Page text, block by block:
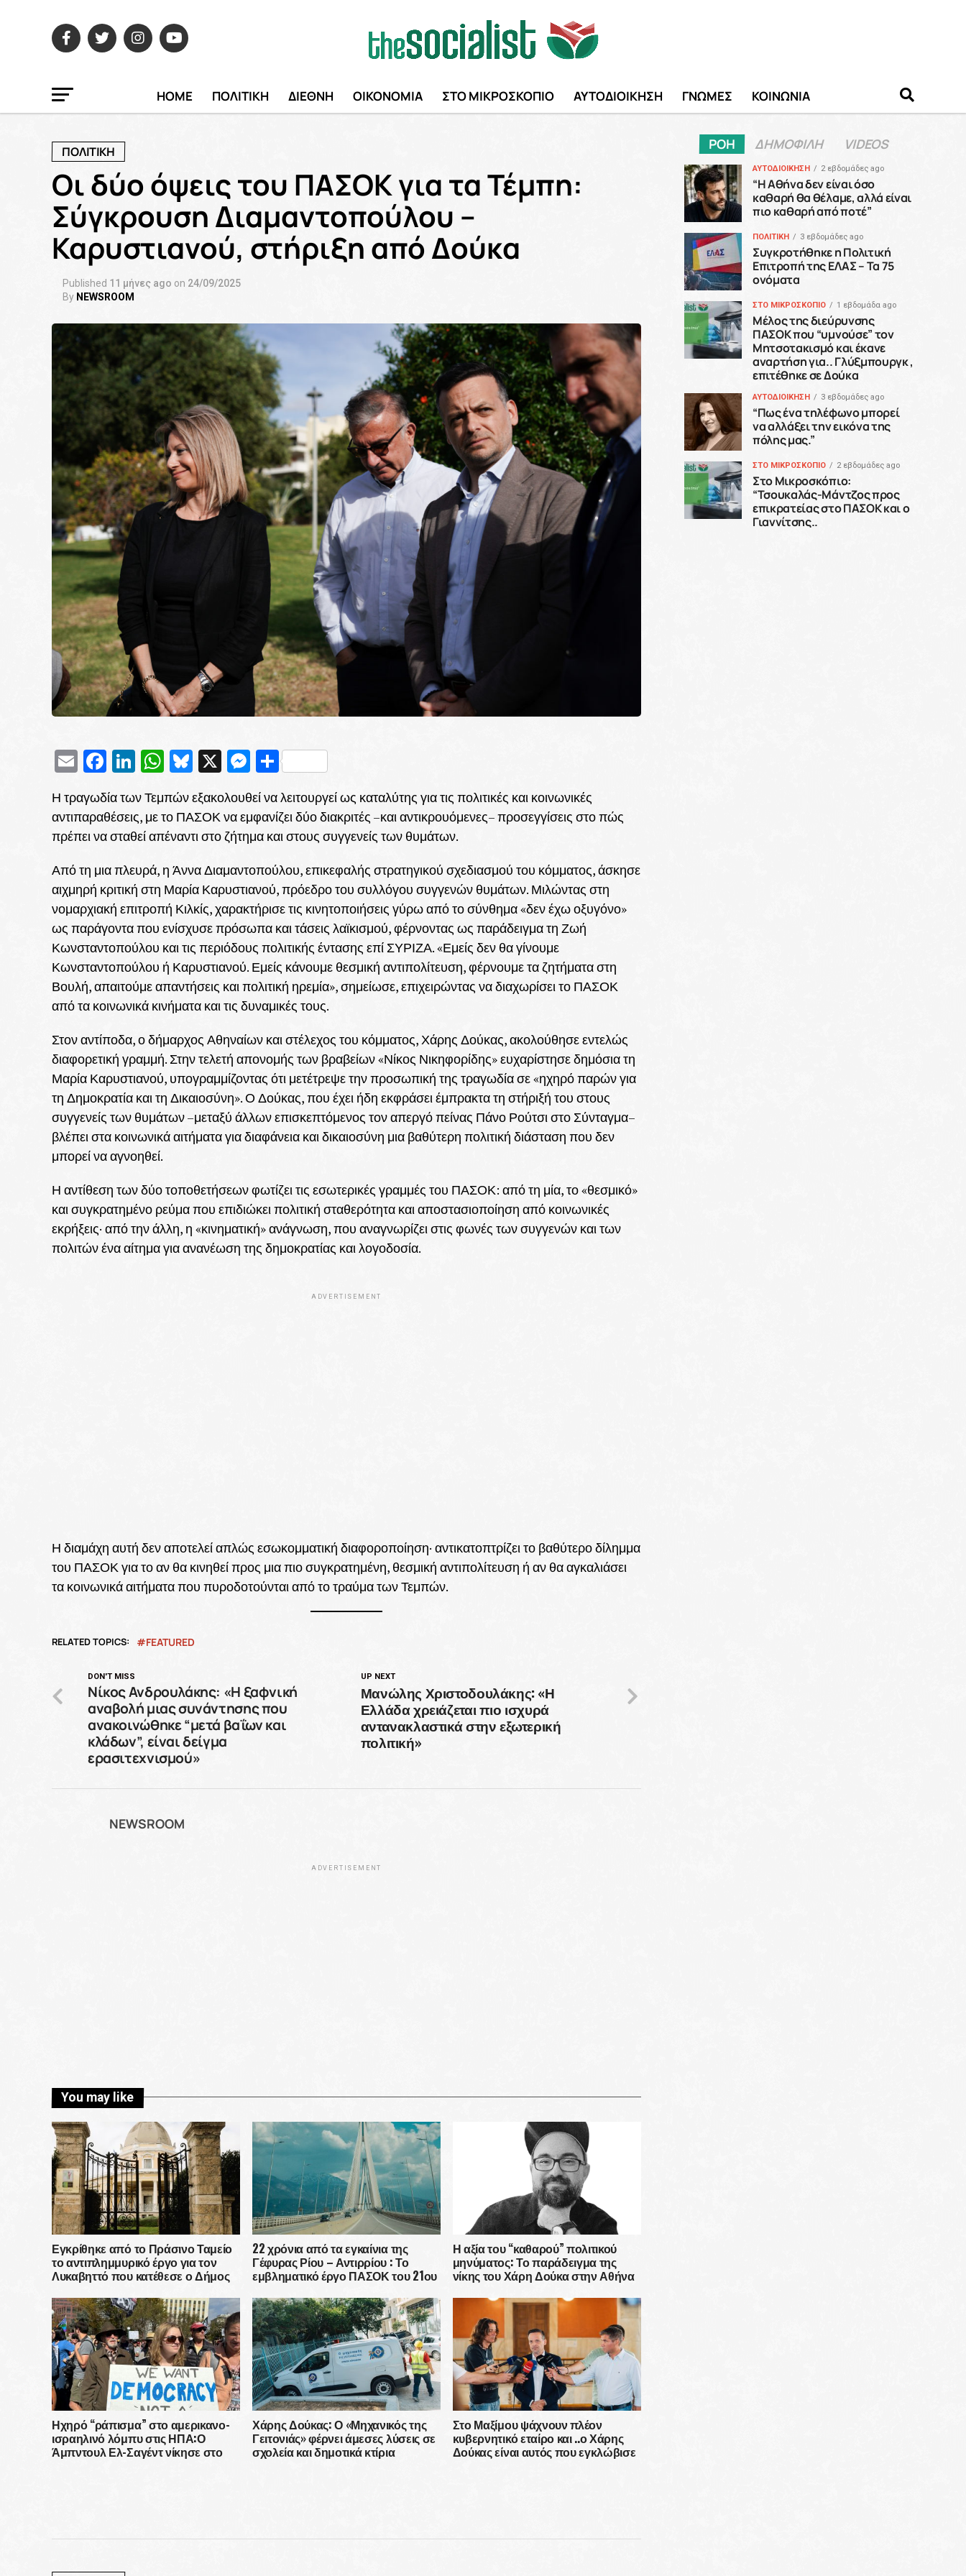
HOME ΠΟΛΙΤΙΚΗ ΔΙΕΘΝΗ ΟΙΚΟΝΟΜΙΑ ΣΤΟ ΜΙΚΡΟΣΚΟΠΙΟ ΑΥΤΟΔΙΟΙΚΗΣΗ ΓΝΩΜΕΣ ΚΟΙΝΩΝΙΑ
ΠΟΛΙΤΙΚΗ
Οι δύο όψεις του ΠΑΣΟΚ για τα Τέμπη:
Σύγκρουση Διαμαντοπούλου –
Καρυστιανού, στήριξη από Δούκα
Published 11 μήνες ago on 24/09/2025
By NEWSROOM
EmailFacebook
LinkedIn
WhatsApp
Bluesky
X Messenger
Μοιραστείτε
Η τραγωδία των Τεμπών εξακολουθεί να λειτουργεί ως καταλύτης για τις πολιτικές και κοινωνικές
αντιπαραθέσεις, με το ΠΑΣΟΚ να εμφανίζει δύο διακριτές –και αντικρουόμενες– προσεγγίσεις στο πώς
πρέπει να σταθεί απέναντι στο ζήτημα και στους συγγενείς των θυμάτων.
Από τη μια πλευρά, η Άννα Διαμαντοπούλου, επικεφαλής στρατηγικού σχεδιασμού του κόμματος, άσκησε
αιχμηρή κριτική στη Μαρία Καρυστιανού, πρόεδρο του συλλόγου συγγενών θυμάτων. Μιλώντας στη
νομαρχιακή επιτροπή Κιλκίς, χαρακτήρισε τις κινητοποιήσεις γύρω από το σύνθημα «δεν έχω οξυγόνο»
ως παράγοντα που ενίσχυσε πρόσωπα και τάσεις λαϊκισμού, φέρνοντας ως παράδειγμα τη Ζωή
Κωνσταντοπούλου και τις περιόδους πολιτικής έντασης επί ΣΥΡΙΖΑ. «Εμείς δεν θα γίνουμε
Κωνσταντοπούλου ή Καρυστιανού. Εμείς κάνουμε θεσμική αντιπολίτευση, φέρνουμε τα ζητήματα στη
Βουλή, απαιτούμε απαντήσεις και πολιτική ηρεμία», σημείωσε, επιχειρώντας να διαχωρίσει το ΠΑΣΟΚ
από τα κοινωνικά κινήματα και τις δυναμικές τους.
Στον αντίποδα, ο δήμαρχος Αθηναίων και στέλεχος του κόμματος, Χάρης Δούκας, ακολούθησε εντελώς
διαφορετική γραμμή. Στην τελετή απονομής των βραβείων «Νίκος Νικηφορίδης» ευχαρίστησε δημόσια τη
Μαρία Καρυστιανού, υπογραμμίζοντας ότι μετέτρεψε την προσωπική της τραγωδία σε «ηχηρό παρών για
τη Δημοκρατία και τη Δικαιοσύνη». Ο Δούκας, που έχει ήδη εκφράσει έμπρακτα τη στήριξή του στους
συγγενείς των θυμάτων –μεταξύ άλλων επισκεπτόμενος τον απεργό πείνας Πάνο Ρούτσι στο Σύνταγμα–
βλέπει στα κοινωνικά αιτήματα για διαφάνεια και δικαιοσύνη μια βαθύτερη πολιτική διάσταση που δεν
μπορεί να αγνοηθεί.
Η αντίθεση των δύο τοποθετήσεων φωτίζει τις εσωτερικές γραμμές του ΠΑΣΟΚ: από τη μία, το «θεσμικό»
και συγκρατημένο ρεύμα που επιδιώκει πολιτική σταθερότητα και αποστασιοποίηση από κοινωνικές
εκρήξεις· από την άλλη, η «κινηματική» ανάγνωση, που αναγνωρίζει στις φωνές των συγγενών και των
πολιτών ένα αίτημα για ανανέωση της δημοκρατίας και λογοδοσία.
ADVERTISEMENT
Η διαμάχη αυτή δεν αποτελεί απλώς εσωκομματική διαφοροποίηση· αντικατοπτρίζει το βαθύτερο δίλημμα
του ΠΑΣΟΚ για το αν θα κινηθεί προς μια πιο συγκρατημένη, θεσμική αντιπολίτευση ή αν θα αγκαλιάσει
τα κοινωνικά αιτήματα που πυροδοτούνται από το τραύμα των Τεμπών.
RELATED TOPICS: FEATURED
UP NEXT
Μανώλης Χριστοδουλάκης: «Η
Ελλάδα χρειάζεται πιο ισχυρά
αντανακλαστικά στην εξωτερική
πολιτική»
DON'T MISS
Νίκος Ανδρουλάκης: «Η ξαφνική
αναβολή μιας συνάντησης που
ανακοινώθηκε “μετά βαΐων και
κλάδων”, είναι δείγμα
ερασιτεχνισμού»
NEWSROOM
ADVERTISEMENT
You may like
Εγκρίθηκε από το Πράσινο Ταμείο
το αντιπλημμυρικό έργο για τον
Λυκαβηττό που κατέθεσε ο Δήμος
22 χρόνια από τα εγκαίνια της
Γέφυρας Ρίου – Αντιρρίου : Το
εμβληματικό έργο ΠΑΣΟΚ του 21ου
Η αξία του “καθαρού” πολιτικού
μηνύματος: Το παράδειγμα της
νίκης του Χάρη Δούκα στην Αθήνα
Ηχηρό “ράπισμα” στο αμερικανο-
ισραηλινό λόμπυ στις ΗΠΑ:Ο
Άμπντουλ Ελ-Σαγέντ νίκησε στο
Χάρης Δούκας: Ο «Μηχανικός της
Γειτονιάς» φέρνει άμεσες λύσεις σε
σχολεία και δημοτικά κτίρια
Στο Μαξίμου ψάχνουν πλέον
κυβερνητικό εταίρο και ..ο Χάρης
Δούκας είναι αυτός που εγκλώβισε
ΡΟΗ ΔΗΜΟΦΙΛΗ VIDEOS
ΑΥΤΟΔΙΟΙΚΗΣΗ 2 εβδομάδες ago
“H Αθήνα δεν είναι όσο
καθαρή θα θέλαμε, αλλά είναι
πιο καθαρή από ποτέ”
ΠΟΛΙΤΙΚΗ 3 εβδομάδες ago
Συγκροτήθηκε η Πολιτική
Επιτροπή της ΕΛΑΣ – Τα 75
ονόματα
ΣΤΟ ΜΙΚΡΟΣΚΟΠΙΟ 1 εβδομάδα ago
Μέλος της διεύρυνσης
ΠΑΣΟΚ που “υμνούσε” τον
Μητσοτακισμό και έκανε
αναρτήση για.. Γλύξμπουργκ ,
επιτέθηκε σε Δούκα
ΑΥΤΟΔΙΟΙΚΗΣΗ 3 εβδομάδες ago
“Πως ένα τηλέφωνο μπορεί
να αλλάξει την εικόνα της
πόλης μας.”
ΣΤΟ ΜΙΚΡΟΣΚΟΠΙΟ 2 εβδομάδες ago
Στο Μικροσκόπιο:
“Τσουκαλάς-Μάντζος προς
επικρατείας στο ΠΑΣΟΚ και ο
Γιαννίτσης..